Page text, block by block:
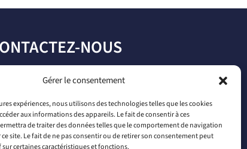
Gérer le consentement
expériences, nous utilisons des technologies telles que les cookies
aux informations des appareils. Le fait de consentir à ces
de traiter des données telles que le comportement de navigation
site. Le fait de ne pas consentir ou de retirer son consentement peut
certaines caractéristiques et fonctions.
NOUS
mail